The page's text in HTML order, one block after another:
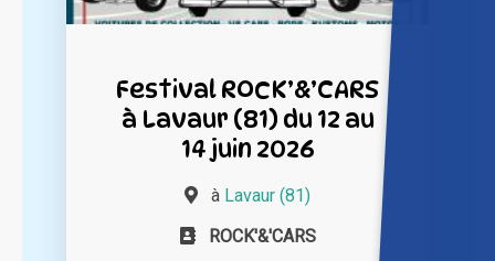
Festival ROCK’&’CARS
à Lavaur (81) du 12 au
14 juin 2026
à Lavaur (81)
ROCK'&'CARS